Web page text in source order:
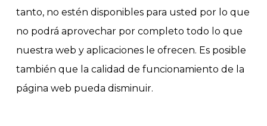
tanto, no estén disponibles para usted por lo que
no podrá aprovechar por completo todo lo que
nuestra web y aplicaciones le ofrecen. Es posible
también que la calidad de funcionamiento de la
página web pueda disminuir.